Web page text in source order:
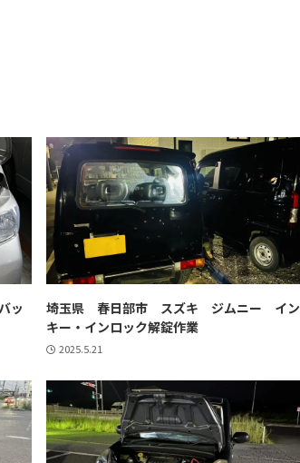
ッ
埼玉県 春日部市 スズキ ジムニー イン
キー・インロック解錠作業
2025.5.21